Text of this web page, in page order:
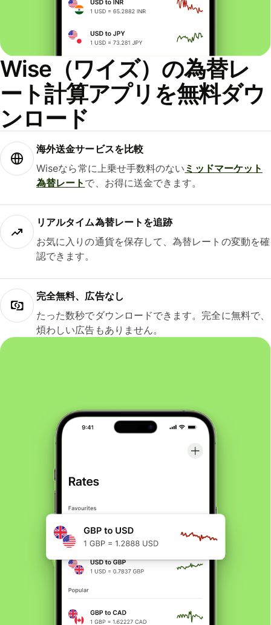
Wise（ワイズ）の為替レ
ート計算アプリを無料ダウ
ンロード
海外送金サービスを比較
Wiseなら常に上乗せ手数料のない ミッドマーケット
為替レート で、お得に送金できます。
リアルタイム為替レートを追跡
お気に入りの通貨を保存して、為替レートの変動を確
認できます。
完全無料、広告なし
たった数秒でダウンロードできます。完全に無料で、
煩わしい広告もありません。